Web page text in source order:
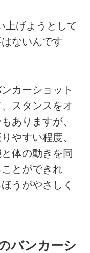
げようとして
ないんです
カーショット
スタンスをオ
ありますが、
やすい程度、
体の動きを同
とができれ
うがやさしく
バンカーシ